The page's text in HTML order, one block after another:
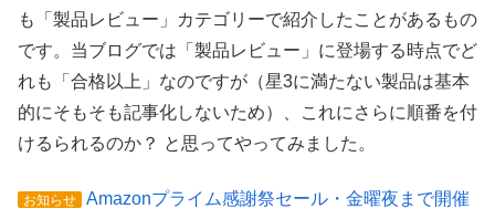
も「製品レビュー」カテゴリーで紹介したことがあるもの
です。当ブログでは「製品レビュー」に登場する時点でど
れも「合格以上」なのですが（星3に満たない製品は基本
的にそもそも記事化しないため）、これにさらに順番を付
けるられるのか？ と思ってやってみました。
お知らせ
Amazonプライム感謝祭セール・金曜夜まで開催